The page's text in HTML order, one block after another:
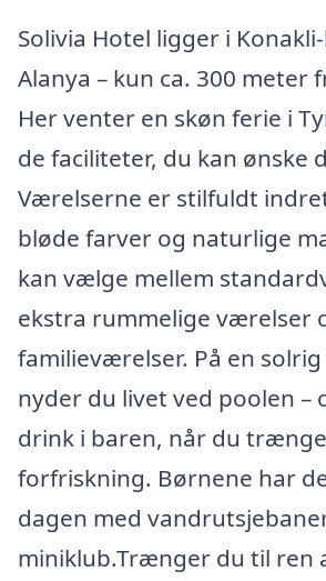
Solivia Hotel ligger i
Alanya – kun ca. 300 meter
Her venter en skøn ferie i
de faciliteter, du kan ønske
Værelserne er stilfuldt
bløde farver og naturlige
kan vælge mellem
ekstra rummelige værelser
familieværelser. På en
nyder du livet ved poolen –
drink i baren, når du
forfriskning. Børnene har
dagen med
miniklub.Trænger du til ren